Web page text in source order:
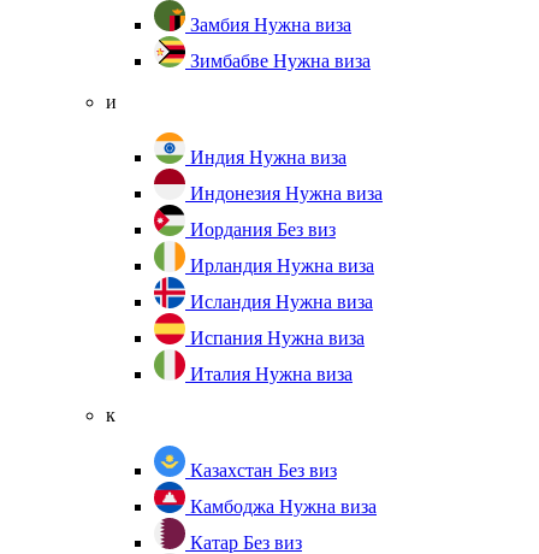
Замбия Нужна виза
Зимбабве Нужна виза
и
Индия Нужна виза
Индонезия Нужна виза
Иордания Без виз
Ирландия Нужна виза
Исландия Нужна виза
Испания Нужна виза
Италия Нужна виза
к
Казахстан Без виз
Камбоджа Нужна виза
Катар Без виз